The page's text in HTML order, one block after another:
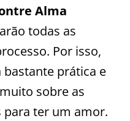
Alma
todas as
Por isso,
prática e
sobre as
ter um amor.